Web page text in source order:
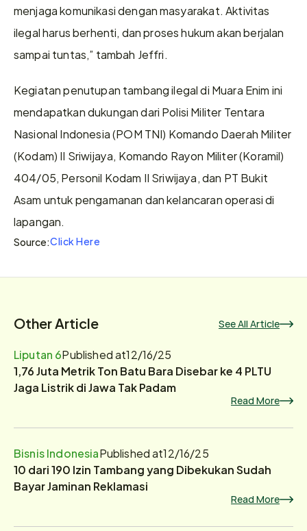
menjaga komunikasi dengan masyarakat. Aktivitas
ilegal harus berhenti, dan proses hukum akan berjalan
sampai tuntas,” tambah Jeffri.
Kegiatan penutupan tambang ilegal di Muara Enim ini
mendapatkan dukungan dari Polisi Militer Tentara
Nasional Indonesia (POM TNI) Komando Daerah Militer
(Kodam) II Sriwijaya, Komando Rayon Militer (Koramil)
404/05, Personil Kodam II Sriwijaya, dan PT Bukit
Asam untuk pengamanan dan kelancaran operasi di
lapangan.
Source:Click Here
Other Article See All Article
Liputan 6Published at12/16/25
1,76 Juta Metrik Ton Batu Bara Disebar ke 4 PLTU
Jaga Listrik di Jawa Tak Padam
Read More
Bisnis IndonesiaPublished at12/16/25
10 dari 190 Izin Tambang yang Dibekukan Sudah
Bayar Jaminan Reklamasi
Read More